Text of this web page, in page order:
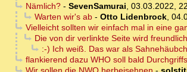
Nämlich?- SevenSamurai, 03.03.2022,
Warten wir's ab- Otto Lidenbrock,
Vielleicht sollten wir einfach mal in eine
Die von dir verlinkte Seite wird
:-) Ich weiß. Das war als
flankierend dazu WHO soll bald